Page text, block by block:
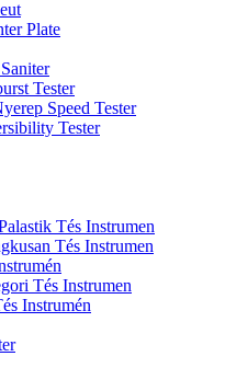
Plate
Tester
Speed ​​Tester
Tester
Tés Instrumen
Tés Instrumen
Tés Instrumen
Instrumén